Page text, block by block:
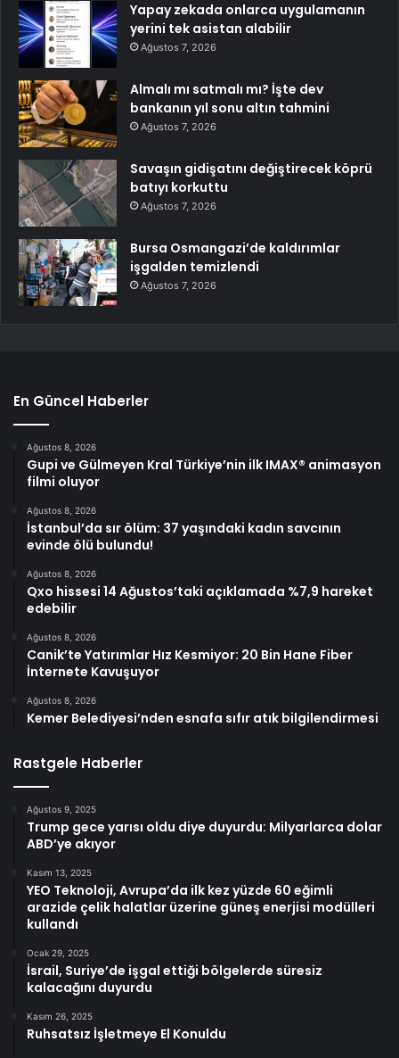
Yapay zekada onlarca uygulamanın
yerini tek asistan alabilir
Ağustos 7, 2026
Almalı mı satmalı mı? İşte dev
bankanın yıl sonu altın tahmini
Ağustos 7, 2026
Savaşın gidişatını değiştirecek köprü
batıyı korkuttu
Ağustos 7, 2026
Bursa Osmangazi’de kaldırımlar
işgalden temizlendi
Ağustos 7, 2026
En Güncel Haberler
Ağustos 8, 2026
Gupi ve Gülmeyen Kral Türkiye’nin ilk IMAX® animasyon
filmi oluyor
Ağustos 8, 2026
İstanbul’da sır ölüm: 37 yaşındaki kadın savcının
evinde ölü bulundu!
Ağustos 8, 2026
Qxo hissesi 14 Ağustos’taki açıklamada %7,9 hareket
edebilir
Ağustos 8, 2026
Canik’te Yatırımlar Hız Kesmiyor: 20 Bin Hane Fiber
İnternete Kavuşuyor
Ağustos 8, 2026
Kemer Belediyesi’nden esnafa sıfır atık bilgilendirmesi
Rastgele Haberler
Ağustos 9, 2025
Trump gece yarısı oldu diye duyurdu: Milyarlarca dolar
ABD’ye akıyor
Kasım 13, 2025
YEO Teknoloji, Avrupa’da ilk kez yüzde 60 eğimli
arazide çelik halatlar üzerine güneş enerjisi modülleri
kullandı
Ocak 29, 2025
İsrail, Suriye’de işgal ettiği bölgelerde süresiz
kalacağını duyurdu
Kasım 26, 2025
Ruhsatsız İşletmeye El Konuldu